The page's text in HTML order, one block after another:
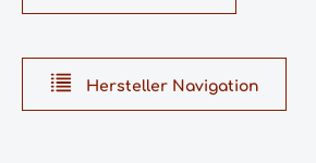
Hersteller Navigation